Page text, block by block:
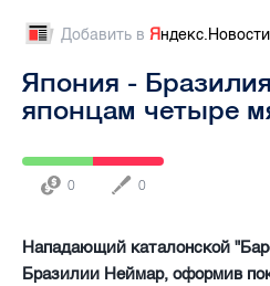
Добавить в Яндекс.Новости
Япония -
японцам четыре
0 0
Нападающий каталонской
Бразилии Неймар, оформив